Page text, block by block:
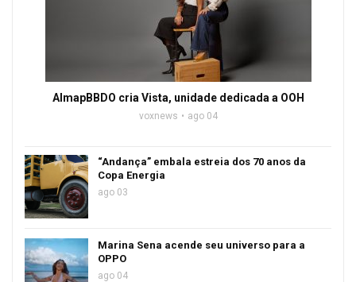
AlmapBBDO cria Vista, unidade dedicada a OOH
voxnews ago 04
“Andança” embala estreia dos 70 anos da
Copa Energia
ago 03
Marina Sena acende seu universo para a
OPPO
ago 04